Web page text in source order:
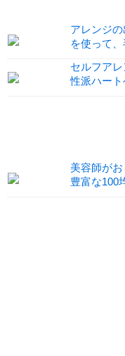
アレンジ
を使って
セルフア
性派ハー
美容師が
豊富な100